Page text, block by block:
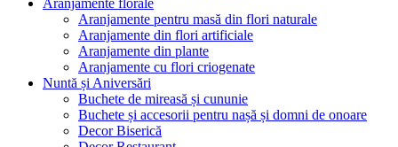
Aranjamente pentru masă din flori naturale
Aranjamente din flori artificiale
Aranjamente din plante
Aranjamente cu flori criogenate
Nuntă și Aniversări
Buchete de mireasă și cununie
Buchete și accesorii pentru nașă și domni de onoare
Decor Biserică